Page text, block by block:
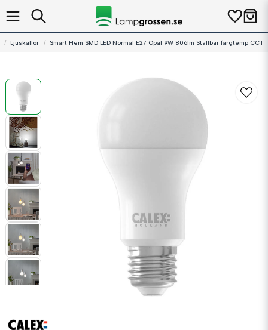
Ljuskällor Smart Hem SMD LED Normal E27 Opal 9W 806lm Ställbar färgtemp CCT